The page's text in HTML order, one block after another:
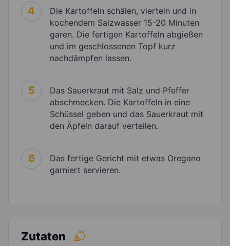
4
Die Kartoffeln schälen, vierteln und in
kochendem Salzwasser 15-20 Minuten
garen. Die fertigen Kartoffeln abgießen
und im geschlossenen Topf kurz
nachdämpfen lassen.
5
Das Sauerkraut mit Salz und Pfeffer
abschmecken. Die Kartoffeln in eine
Schüssel geben und das Sauerkraut mit
den Äpfeln darauf verteilen.
6
Das fertige Gericht mit etwas Oregano
garniert servieren.
Zutaten